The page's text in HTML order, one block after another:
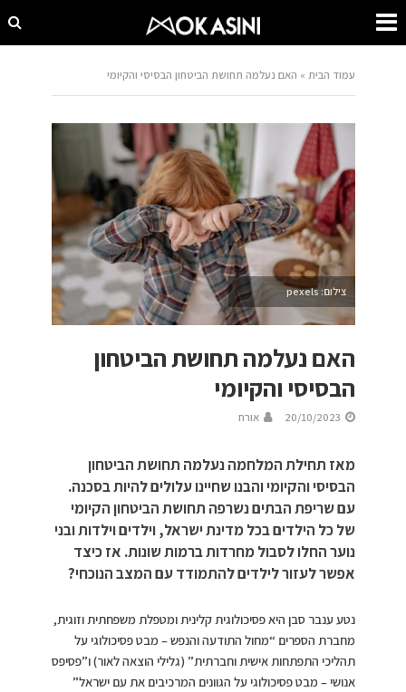
עמוד הבית » האם נעלמה תחושת הביטחון הבסיסי והקיומי
צילום: pexels
האם נעלמה תחושת הביטחון
הבסיסי והקיומי
20/10/2023 אורח
מאז תחילת המלחמה נעלמה תחושת הביטחון
הבסיסי והקיומי והבנו שחיינו עלולים להיות בסכנה.
עם שריפת הבתים נשרפה תחושת הביטחון הקיומי
של כל הילדים בכל מדינת ישראל, וילדים וילדות ובני
נוער החלו לסבול מחרדות ברמות שונות. אז כיצד
אפשר לעזור לילדים להתמודד עם המצב הנוכחי?
נטע ענבר סבן היא פסיכולוגית קלינית ומטפלת משפחתית וזוגית,
מחברת הספרים “מחול התודעה והנפש – מבט פסיכולוגי על
תהליכי התפתחות אישית וחברתית” (גלילי הוצאה לאור) ו”פסיפס
אנושי – מבט פסיכולוגי על הגוונים המרכיבים את עם ישראל”